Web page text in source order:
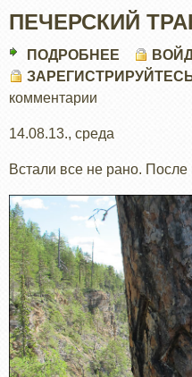
ПЕЧЕРСКИЙ
ПОДРОБНЕЕ
комментарии
14.08.13., среда
Встали все не рано. После